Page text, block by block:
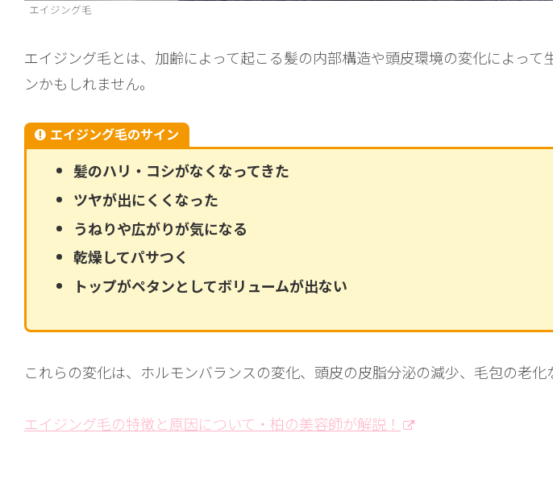
エイジング毛
エイジング毛とは、加齢によって起こる髪の内部構造や頭皮環境の変化によっ
ンかもしれません。
エイジング毛のサイン
髪のハリ・コシがなくなってきた
ツヤが出にくくなった
うねりや広がりが気になる
乾燥してパサつく
トップがペタンとしてボリュームが出ない
これらの変化は、ホルモンバランスの変化、頭皮の皮脂分泌の減少、毛包の老化
エイジング毛の特徴と原因について・柏の美容師が解説！